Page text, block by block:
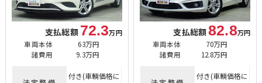
支払総額 72.3万円
車両本体
63万円
諸費用
9.3万円
付き(車輌価格に
支払総額82.8万円
車両本体
70万円
諸費用
12.8万円
付き(車輌価格に